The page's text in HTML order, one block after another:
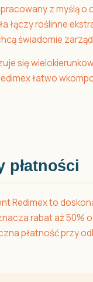
z myślą
łączy roślinne
świadomie
się
łatwo
płatności
Redimex to
rabat aż
płatność przy